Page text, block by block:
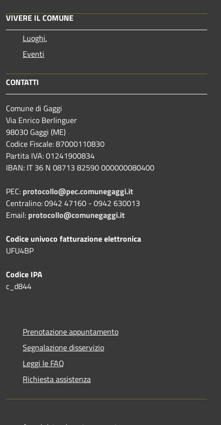
VIVERE IL COMUNE
Luoghi.
Eventi
CONTATTI
Comune di Gaggi
Via Enrico Berlinguer
98030 Gaggi (ME)
Codice Fiscale: 87000110830
Partita IVA: 01241900834
IBAN: IT 36 N 08713 82590 000000080400
PEC: protocollo@pec.comunegaggi.it
Centralino: 0942 47160 - 0942 630013
Email: protocollo@comunegaggi.it
Codice univoco fatturazione elettronica
UFU4BP
Codice IPA
c_d844
Prenotazione appuntamento
Segnalazione disservizio
Leggi le FAQ
Richiesta assistenza